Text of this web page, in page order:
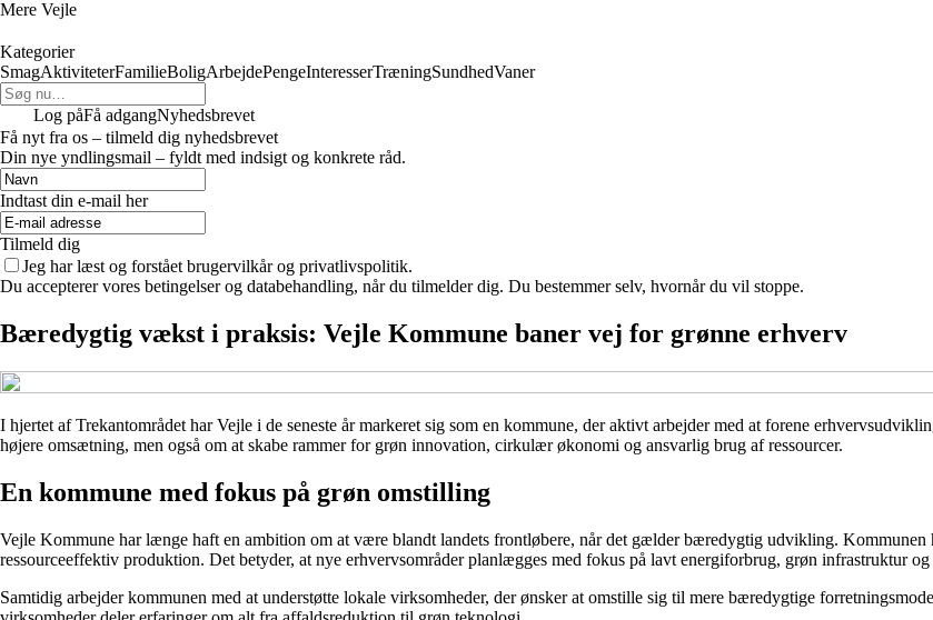
Mere Vejle
Kategorier
SmagAktiviteterFamilieBoligArbejdePengeInteresserTræningSundhedVaner
Log påFå adgangNyhedsbrevet
Få nyt fra os – tilmeld dig nyhedsbrevet
Din nye yndlingsmail – fyldt med indsigt og konkrete råd.
Indtast din e-mail her
Tilmeld dig
Jeg har læst og forstået brugervilkår og privatlivspolitik.
Du accepterer vores betingelser og databehandling, når du tilmelder dig. Du bestemmer selv, hvornår du vil stoppe.
Bæredygtig vækst i praksis: Vejle Kommune baner vej for grønne erhverv
I hjertet af Trekantområdet har Vejle i de seneste år markeret sig som en kommune, der aktivt arbejder med at forene
højere omsætning, men også om at skabe rammer for grøn innovation, cirkulær økonomi og ansvarlig brug af ressourcer.
En kommune med fokus på grøn omstilling
Vejle Kommune har længe haft en ambition om at være blandt landets frontløbere, når det gælder bæredygtig udvikling. Kommunen
ressourceeffektiv produktion. Det betyder, at nye erhvervsområder planlægges med fokus på lavt energiforbrug, grøn infrastruktur
Samtidig arbejder kommunen med at understøtte lokale virksomheder, der ønsker at omstille sig til mere bæredygtige